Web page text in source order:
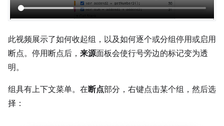
此视频展示了如何收起组，以及如何逐个或分组停用或启用
断点。停用断点后， 来源面板会使行号旁边的标记变为透
明。
组具有上下文菜单。在断点部分，右键点击某个组，然后选
择：